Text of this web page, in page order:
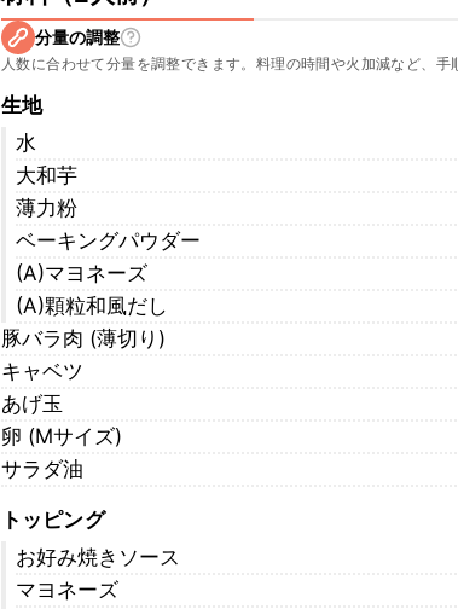
分量の調整
人数に合わせて分量を調整できます。料理の時間や火加減など、手
生地
水
大和芋
薄力粉
ベーキングパウダー
(A)マヨネーズ
(A)顆粒和風だし
豚バラ肉 (薄切り)
キャベツ
あげ玉
卵 (Mサイズ)
サラダ油
トッピング
お好み焼きソース
マヨネーズ